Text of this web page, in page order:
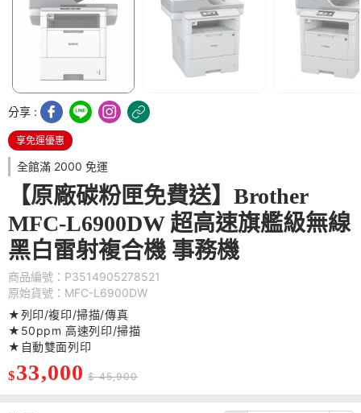
分享 :
享免運優惠
全館滿 2000 免運
【原廠碳粉匣免費送】Brother
MFC-L6900DW 超高速旗艦級無線
黑白雷射複合機 事務機
商品編號：P3514905278521
原始貨號：MFC-L6900DW
★列印/複印/掃描/傳真
★50ppm 高速列印/掃描
★自動雙面列印
$33,000 $ 45,900